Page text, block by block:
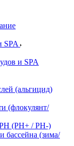
SPA
и SPA
(альгицид)
(флокулянт/
(PH+ / PH-)
бассейна (зима/